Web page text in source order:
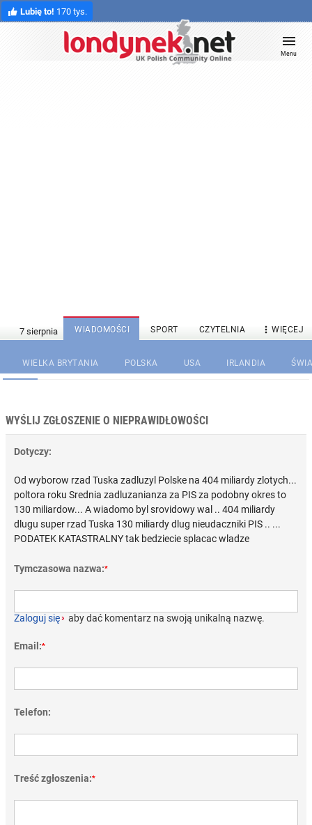
Lubię to! 170 tys.
Menu
WIADOMOŚCI SPORT CZYTELNIA  WIĘCEJ
WIELKA BRYTANIA POLSKA USA IRLANDIA
WYŚLIJ ZGŁOSZENIE O NIEPRAWIDŁOWOŚCI
Dotyczy:
Od wyborow rzad Tuska zadluzyl Polske na 404 miliardy zlotych...
poltora roku Srednia zadluzanianza za PIS za podobny okres to
130 miliardow... A wiadomo byl srovidowy wal .. 404 miliardy
dlugu super rzad Tuska 130 miliardy dlug nieudaczniki PIS .. ...
PODATEK KATASTRALNY tak bedziecie splacac wladze
Tymczasowa nazwa:*
Zaloguj się› aby dać komentarz na swoją unikalną nazwę.
Email:*
Telefon:
Treść zgłoszenia:*